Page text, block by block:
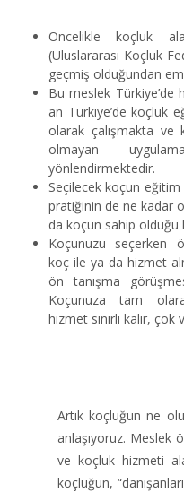
Öncelikle koçluk
(Uluslararası Koçluk
geçmiş olduğundan
Bu meslek Türkiye’de
an Türkiye’de koçluk
olarak çalışmakta ve
olmayan
yönlendirmektedir.
Seçilecek koçun eğitim
pratiğinin de ne kadar
da koçun sahip olduğu
Koçunuzu seçerken
koç ile ya da hizmet
ön tanışma
Koçunuza tam
hizmet sınırlı kalır,
Artık koçluğun ne
anlaşıyoruz. Meslek
ve koçluk hizmeti
koçluğun,